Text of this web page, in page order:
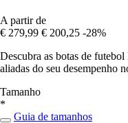
A partir de
€ 279,99 € 200,25 -28%
Descubra as botas de
aliadas do seu desempenho
Tamanho
*
Guia de tamanhos